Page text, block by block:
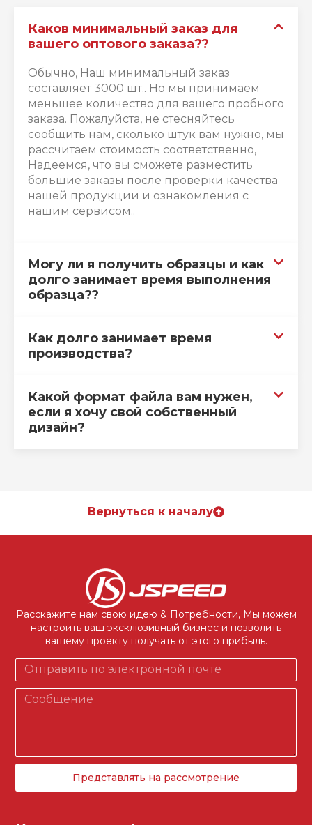
Каков минимальный заказ для
вашего оптового заказа??
Обычно, Наш минимальный заказ
составляет 3000 шт.. Но мы принимаем
меньшее количество для вашего пробного
заказа. Пожалуйста, не стесняйтесь
сообщить нам, сколько штук вам нужно, мы
рассчитаем стоимость соответственно,
Надеемся, что вы сможете разместить
большие заказы после проверки качества
нашей продукции и ознакомления с
нашим сервисом..
Могу ли я получить образцы и как
долго занимает время выполнения
образца??
Как долго занимает время
производства?
Какой формат файла вам нужен,
если я хочу свой собственный
дизайн?
Вернуться к началу
Расскажите нам свою идею & Потребности, Мы можем
настроить ваш эксклюзивный бизнес и позволить
вашему проекту получать от этого прибыль.
Представлять на рассмотрение